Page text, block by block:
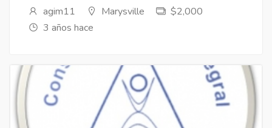
agim11
Marysville
$2,000
3 años hace